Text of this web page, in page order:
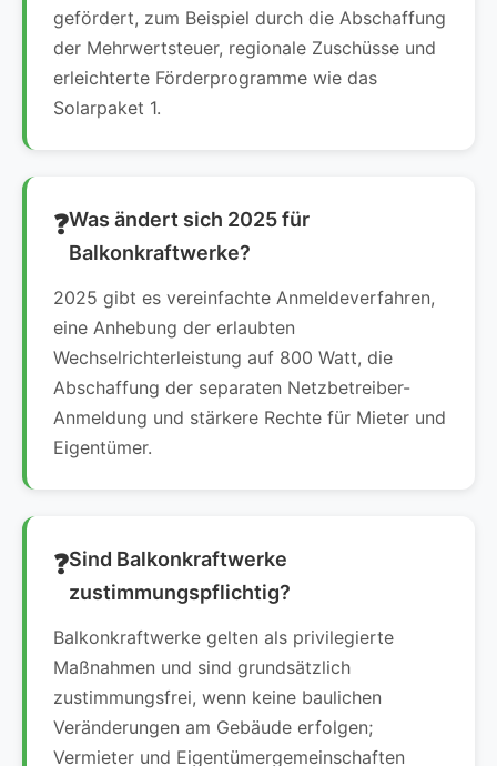
gefördert, zum Beispiel durch die Abschaffung
der Mehrwertsteuer, regionale Zuschüsse und
erleichterte Förderprogramme wie das
Solarpaket 1.
Was ändert sich 2025 für
Balkonkraftwerke?
2025 gibt es vereinfachte Anmeldeverfahren,
eine Anhebung der erlaubten
Wechselrichterleistung auf 800 Watt, die
Abschaffung der separaten Netzbetreiber-
Anmeldung und stärkere Rechte für Mieter und
Eigentümer.
Sind Balkonkraftwerke
zustimmungspflichtig?
Balkonkraftwerke gelten als privilegierte
Maßnahmen und sind grundsätzlich
zustimmungsfrei, wenn keine baulichen
Veränderungen am Gebäude erfolgen;
Vermieter und Eigentümergemeinschaften